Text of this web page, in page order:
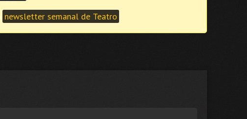
newsletter semanal de Teatro